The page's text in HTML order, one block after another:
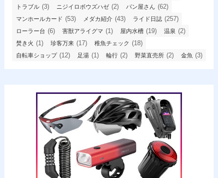
トラブル (3) ニジイロボウズハゼ (2) パン屋さん (62)
マンホールカード (53) メダカ紹介 (43) ライド日誌 (257)
ローラー台 (6) 害獣アライグマ (1) 屋内水槽 (19) 温泉 (2)
焚き火 (1) 珍客万来 (17) 稚魚チェック (18)
自転車ショップ(12) 足湯 (1) 輪行 (2) 野菜直売所 (2) 金魚 (3)